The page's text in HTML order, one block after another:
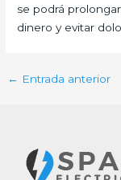
se podrá
dinero y evitar
← Entrada anterior